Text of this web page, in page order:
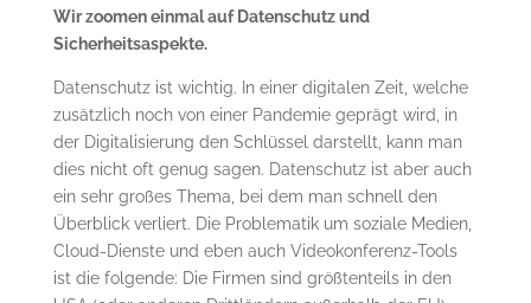
Wir zoomen einmal auf Datenschutz und
Sicherheitsaspekte.
Datenschutz ist wichtig. In einer digitalen Zeit, welche
zusätzlich noch von einer Pandemie geprägt wird, in
der Digitalisierung den Schlüssel darstellt, kann man
dies nicht oft genug sagen. Datenschutz ist aber auch
ein sehr großes Thema, bei dem man schnell den
Überblick verliert. Die Problematik um soziale Medien,
Cloud-Dienste und eben auch Videokonferenz-Tools
ist die folgende: Die Firmen sind größtenteils in den